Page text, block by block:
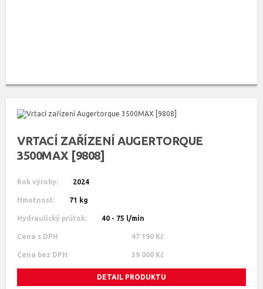
VRTACÍ ZAŘÍZENÍ AUGERTORQUE
3500MAX [9808]
Rok výroby: 2024
Hmotnost: 71 kg
Hydraulický průtok: 40 - 75 l/min
Cena s DPH 47 190 Kč
Cena bez DPH 39 000 Kč
DETAIL PRODUKTU